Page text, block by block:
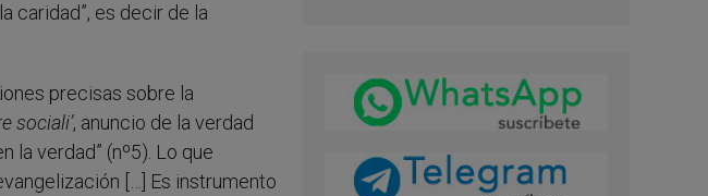
caridad”, es decir de la
precisas sobre la
sociali’, anuncio de la verdad
la verdad” (nº5). Lo que
[…] Es instrumento